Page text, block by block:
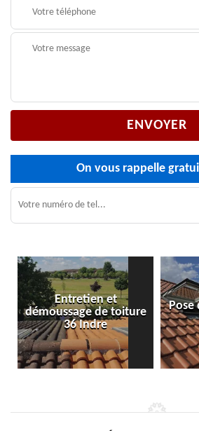
On vous rappelle
Entretien et
démoussage de toiture
36 Indre
Pose